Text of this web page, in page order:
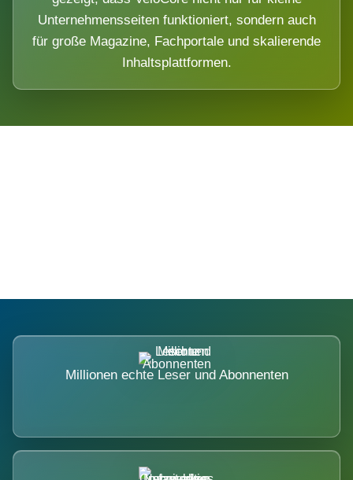
Unternehmensseiten funktioniert, sondern auch
für große Magazine, Fachportale und skalierende
Inhaltsplattformen.
Millionen echte Leser und Abonnenten